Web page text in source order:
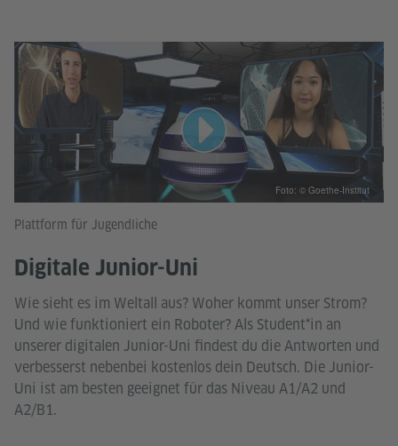
Plattform für Jugendliche
Digitale Junior-Uni
Wie sieht es im Weltall aus? Woher kommt unser Strom?
Und wie funktioniert ein Roboter? Als Student*in an
unserer digitalen Junior-Uni findest du die Antworten und
verbesserst nebenbei kostenlos dein Deutsch. Die Junior-
Uni ist am besten geeignet für das Niveau A1/A2 und
A2/B1.
Foto: © Goethe-Institut